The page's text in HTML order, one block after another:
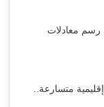
رسم معادلات
متسارعة..